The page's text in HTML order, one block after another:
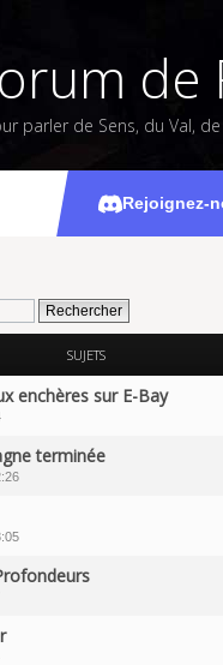
de
parler de Sens, du Val,
Rejoignez-
SUJETS
enchères sur E-Bay
terminée